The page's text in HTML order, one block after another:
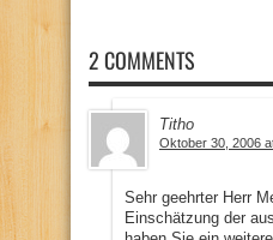
2 COMMENTS
Titho
Oktober 30, 2006
Sehr geehrter Herr
Einschätzung der